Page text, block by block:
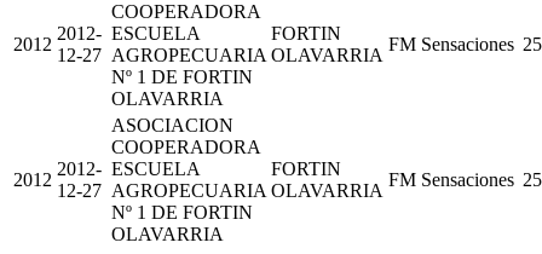
2012
2012-
12-27
COOPERADORA
ESCUELA
AGROPECUARIA
Nº 1 DE FORTIN
OLAVARRIA
FORTIN
OLAVARRIA
FM Sensaciones
2012
2012-
12-27
ASOCIACION
COOPERADORA
ESCUELA
AGROPECUARIA
Nº 1 DE FORTIN
OLAVARRIA
FORTIN
OLAVARRIA
FM Sensaciones